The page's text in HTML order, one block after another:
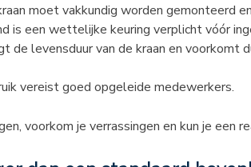
moet vakkundig worden gemonteerd
is een wettelijke keuring verplicht vóór
de levensduur van de kraan en voorkomt
vereist goed opgeleide medewerkers.
voorkom je verrassingen en kun je